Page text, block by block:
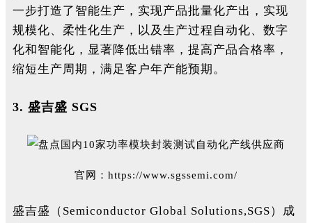
一步打造了智能生产，实现产品批量化产出，实现
规模化、柔性化生产，以及生产过程自动化、数字
化和智能化，显著降低出错率，提高产品合格率，
缩短生产周期，满足客户年产能预期。
3. 盛吉盛 SGS
官网：https://www.sgssemi.com/
盛吉盛（Semiconductor Global Solutions,SGS）成